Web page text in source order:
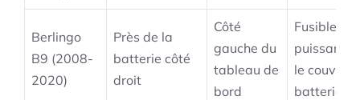
Berlingo
B9 (2008-
2020)
Près de la
batterie côté
droit
Côté
gauche du
tableau de
bord
Fusibles
puissance
le
batterie